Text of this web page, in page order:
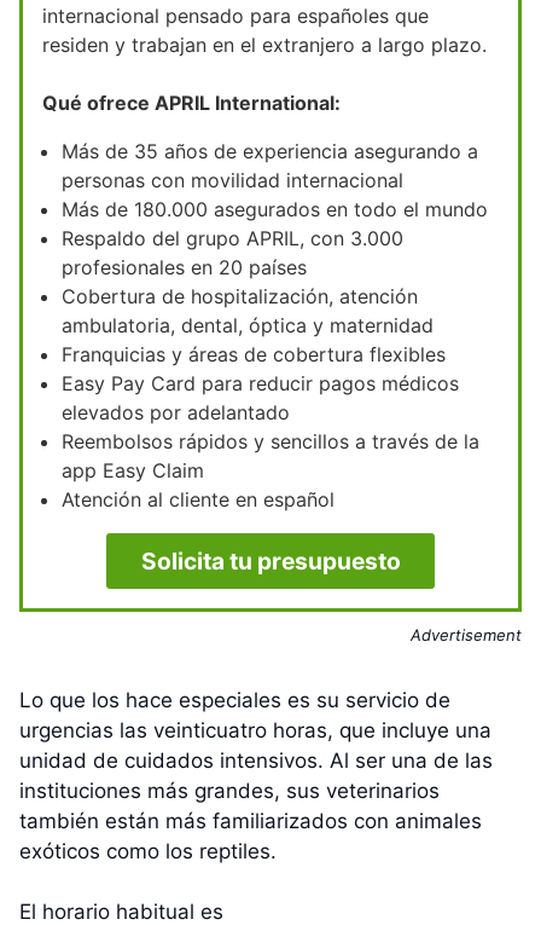
internacional pensado para españoles que
residen y trabajan en el extranjero a largo plazo.
Qué ofrece APRIL International:
Más de 35 años de experiencia asegurando a
personas con movilidad internacional
Más de 180.000 asegurados en todo el mundo
Respaldo del grupo APRIL, con 3.000
profesionales en 20 países
Cobertura de hospitalización, atención
ambulatoria, dental, óptica y maternidad
Franquicias y áreas de cobertura flexibles
Easy Pay Card para reducir pagos médicos
elevados por adelantado
Reembolsos rápidos y sencillos a través de la
app Easy Claim
Atención al cliente en español
Solicita tu presupuesto
Advertisement
Lo que los hace especiales es su servicio de
urgencias las veinticuatro horas, que incluye una
unidad de cuidados intensivos. Al ser una de las
instituciones más grandes, sus veterinarios
también están más familiarizados con animales
exóticos como los reptiles.
El horario habitual es